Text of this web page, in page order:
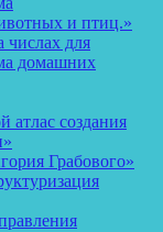
и птиц.»
для
домашних
атлас создания
Грабового»